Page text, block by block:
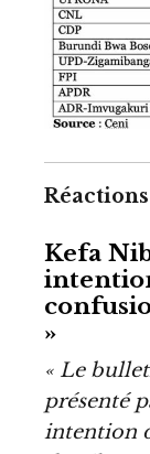
Réactions
Kefa
»
« Le
présenté
intention